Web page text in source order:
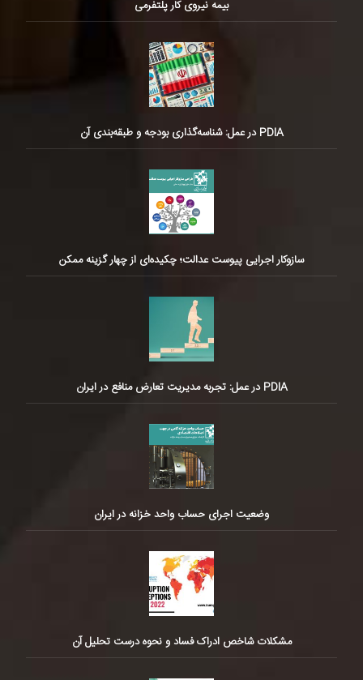
بیمه نیروی کار پلتفرمی
PDIA در عمل: شناسه‌گذاری بودجه و طبقه‌بندی آن
سازوکار اجرایی پیوست عدالت؛ چکیده‌ای از چهار گزینه ممکن
PDIA در عمل: تجربه مدیریت تعارض منافع در ایران
وضعیت اجرای حساب واحد خزانه در ایران
مشکلات شاخص ادراک فساد و نحوه درست تحلیل آن